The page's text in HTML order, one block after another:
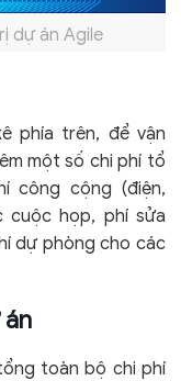
dự án Agile
phía trên, để vận
một số chi phí tổ
công cộng (điện,
cuộc họp, phí sửa
dự phòng cho các
toàn bộ chi phí